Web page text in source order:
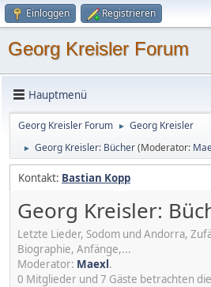
Einloggen Registrieren
Georg Kreisler Forum
Hauptmenü
Georg Kreisler Forum ► Georg Kreisler
► Georg Kreisler: Bücher(Moderator:
Kontakt: Bastian Kopp
Georg Kreisler:
Letzte Lieder, Sodom und Andorra,
Biographie, Anfänge,...
Moderator: Maexl.
0 Mitglieder und 7 Gäste betrachten